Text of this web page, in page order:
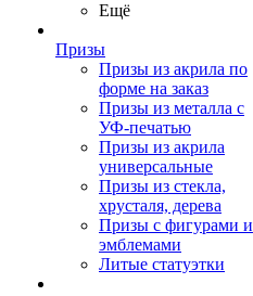
Ещё
Призы
Призы из акрила по
форме на заказ
Призы из металла с
УФ-печатью
Призы из акрила
универсальные
Призы из стекла,
хрусталя, дерева
Призы с фигурами и
эмблемами
Литые статуэтки